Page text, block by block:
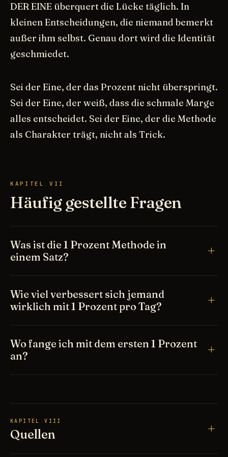
DER EINE überquert die Lücke täglich. In
kleinen Entscheidungen, die niemand bemerkt
außer ihm selbst. Genau dort wird die Identität
geschmiedet.
Sei der Eine, der das Prozent nicht überspringt.
Sei der Eine, der weiß, dass die schmale Marge
alles entscheidet. Sei der Eine, der die Methode
als Charakter trägt, nicht als Trick.
KAPITEL VII
Häufig gestellte Fragen
Was ist die 1 Prozent Methode in
einem Satz?
Wie viel verbessert sich jemand
wirklich mit 1 Prozent pro Tag?
Wo fange ich mit dem ersten 1 Prozent
an?
KAPITEL VIII
Quellen